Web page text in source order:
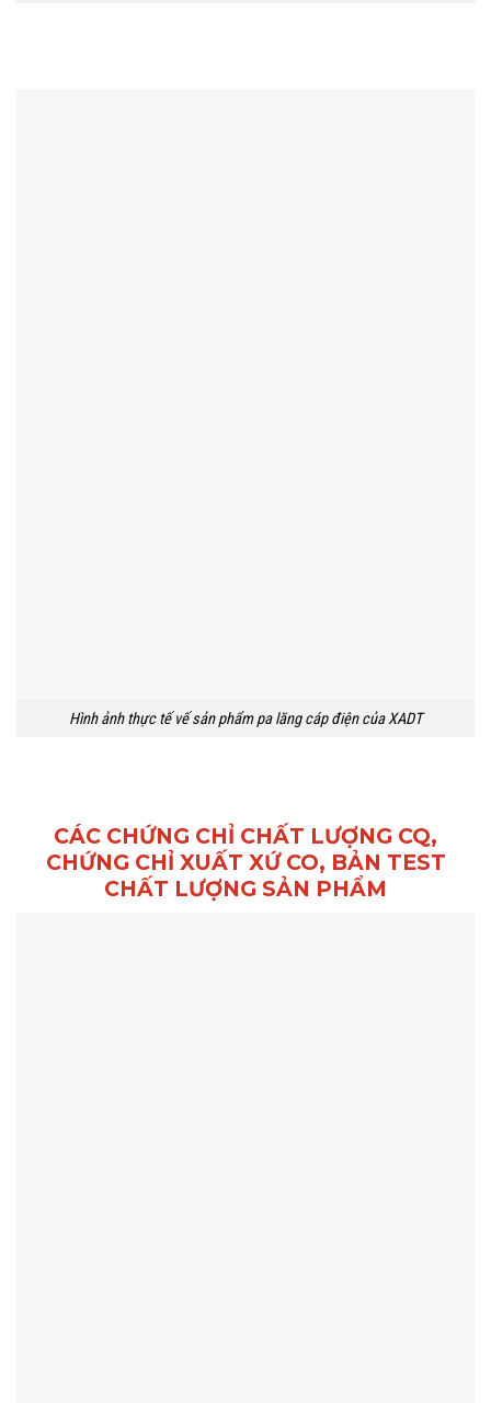
Hình ảnh thực tế vế sản phẩm pa lăng cáp điện của XADT
CÁC CHỨNG CHỈ CHẤT LƯỢNG CQ,
CHỨNG CHỈ XUẤT XỨ CO, BẢN TEST
CHẤT LƯỢNG SẢN PHẨM